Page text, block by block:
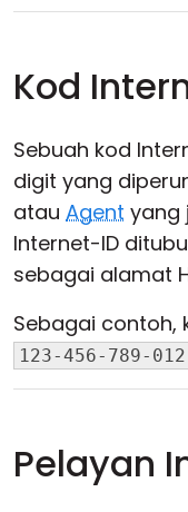
Kod
Sebuah kod
digit yang
atau Agent yang
Internet-ID
sebagai alamat
Sebagai contoh,
123-456-789-012
Pelayan